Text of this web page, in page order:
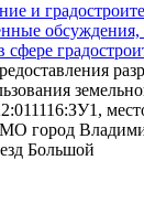
и
город
Большой